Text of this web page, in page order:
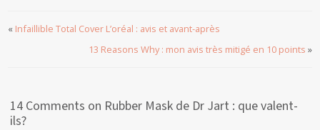
« Infaillible Total Cover L’oréal : avis et avant-après
13 Reasons Why : mon avis très mitigé en 10 points »
14 Comments on Rubber Mask de Dr Jart : que valent-
ils?